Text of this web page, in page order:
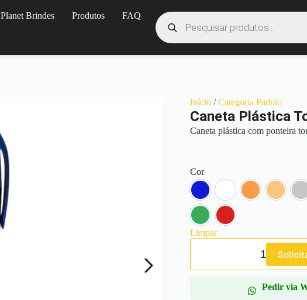
Planet Brindes Produtos FAQ
Início /Categoria Padrão
Caneta Plástica
Caneta plástica com ponteira
Cor
Azul Branco Laranja Pérola
Verde
Vermelho
Limpar
Pedir via